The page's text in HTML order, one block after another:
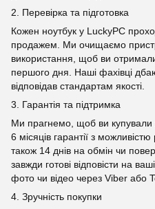
2. Перевірка та підготовка
Кожен ноутбук у LuckyPC
продажем. Ми очищаємо
використання, щоб ви
першого дня. Наші фахівці
відповідав стандартам якості.
3. Гарантія та підтримка
Ми прагнемо, щоб ви купували
6 місяців гарантії з
також 14 днів на обмін чи
завжди готові відповісти на
фото чи відео через Viber або
4. Зручність покупки